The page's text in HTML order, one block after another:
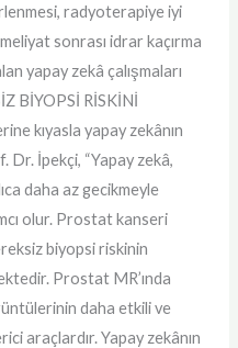
radyoterapiye iyi
sonrası idrar kaçırma
yapay zekâ çalışmaları
BİYOPSİ RİSKİNİ
kıyasla yapay zekânın
Dr. İpekçi, “Yapay zekâ,
daha az gecikmeyle
olur. Prostat kanseri
biyopsi riskinin
Prostat MR’ında
daha etkili ve
araçlardır. Yapay zekânın